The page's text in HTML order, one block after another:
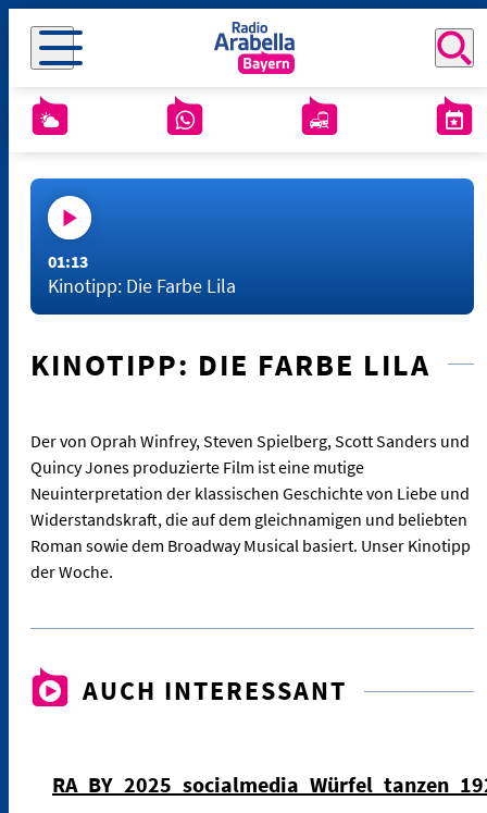
01:13
Kinotipp: Die Farbe Lila
KINOTIPP: DIE FARBE LILA
Der von Oprah Winfrey, Steven Spielberg, Scott Sanders und
Quincy Jones produzierte Film ist eine mutige
Neuinterpretation der klassischen Geschichte von Liebe und
Widerstandskraft, die auf dem gleichnamigen und beliebten
Roman sowie dem Broadway Musical basiert. Unser Kinotipp
der Woche.
AUCH INTERESSANT